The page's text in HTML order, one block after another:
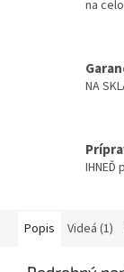
na
NA
Popis Videá (1)